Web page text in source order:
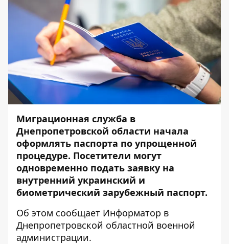
Миграционная служба в
Днепропетровской области начала
оформлять паспорта по упрощенной
процедуре. Посетители могут
одновременно подать заявку на
внутренний украинский и
биометрический зарубежный паспорт.
Об этом сообщает Информатор в
Днепропетровской областной военной
администрации.